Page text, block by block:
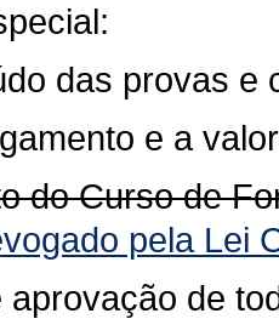
das provas e
e a
do Curso de
pela Lei
aprovação de